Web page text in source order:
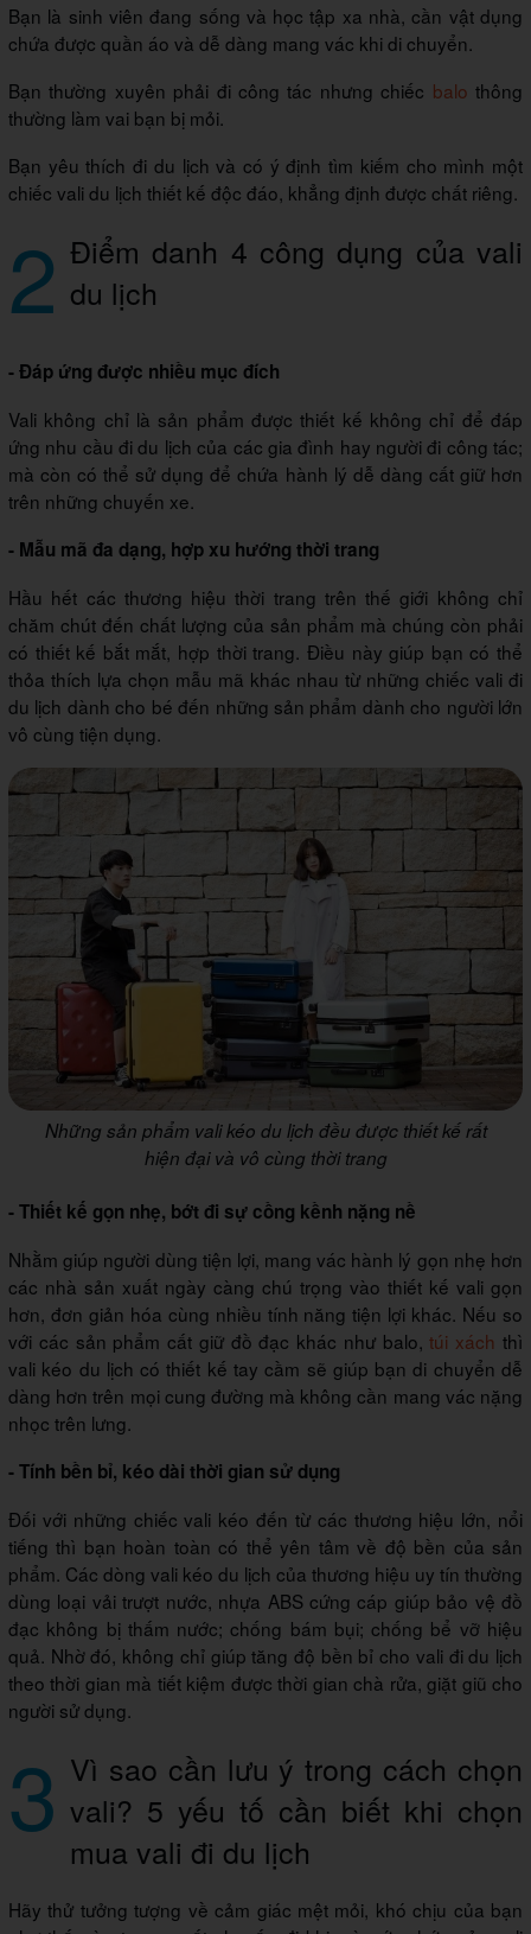
Bạn là sinh viên đang sống và học tập xa nhà, cần vật dụng
chứa được quần áo và dễ dàng mang vác khi di chuyển.
Bạn thường xuyên phải đi công tác nhưng chiếc balo thông
thường làm vai bạn bị mỏi.
Bạn yêu thích đi du lịch và có ý định tìm kiếm cho mình một
chiếc vali du lịch thiết kế độc đáo, khẳng định được chất riêng.
2 Điểm danh 4 công dụng của vali
du lịch
- Đáp ứng được nhiều mục đích
Vali không chỉ là sản phẩm được thiết kế không chỉ để đáp
ứng nhu cầu đi du lịch của các gia đình hay người đi công tác;
mà còn có thể sử dụng để chứa hành lý dễ dàng cất giữ hơn
trên những chuyến xe.
- Mẫu mã đa dạng, hợp xu hướng thời trang
Hầu hết các thương hiệu thời trang trên thế giới không chỉ
chăm chút đến chất lượng của sản phẩm mà chúng còn phải
có thiết kế bắt mắt, hợp thời trang. Điều này giúp bạn có thể
thỏa thích lựa chọn mẫu mã khác nhau từ những chiếc vali đi
du lịch dành cho bé đến những sản phẩm dành cho người lớn
vô cùng tiện dụng.
Những sản phẩm vali kéo du lịch đều được thiết kế rất
hiện đại và vô cùng thời trang
- Thiết kế gọn nhẹ, bớt đi sự cồng kềnh nặng nề
Nhằm giúp người dùng tiện lợi, mang vác hành lý gọn nhẹ hơn
các nhà sản xuất ngày càng chú trọng vào thiết kế vali gọn
hơn, đơn giản hóa cùng nhiều tính năng tiện lợi khác. Nếu so
với các sản phẩm cất giữ đồ đạc khác như balo,túi xách thì
vali kéo du lịch có thiết kế tay cầm sẽ giúp bạn di chuyển dễ
dàng hơn trên mọi cung đường mà không cần mang vác nặng
nhọc trên lưng.
- Tính bền bỉ, kéo dài thời gian sử dụng
Đối với những chiếc vali kéo đến từ các thương hiệu lớn, nổi
tiếng thì bạn hoàn toàn có thể yên tâm về độ bền của sản
phẩm. Các dòng vali kéo du lịch của thương hiệu uy tín thường
dùng loại vải trượt nước, nhựa ABS cứng cáp giúp bảo vệ đồ
đạc không bị thấm nước; chống bám bụi; chống bể vỡ hiệu
quả. Nhờ đó, không chỉ giúp tăng độ bền bỉ cho vali đi du lịch
theo thời gian mà tiết kiệm được thời gian chà rửa, giặt giũ cho
người sử dụng.
3 Vì sao cần lưu ý trong cách chọn
vali? 5 yếu tố cần biết khi chọn
mua vali đi du lịch
Hãy thử tưởng tượng về cảm giác mệt mỏi, khó chịu của bạn